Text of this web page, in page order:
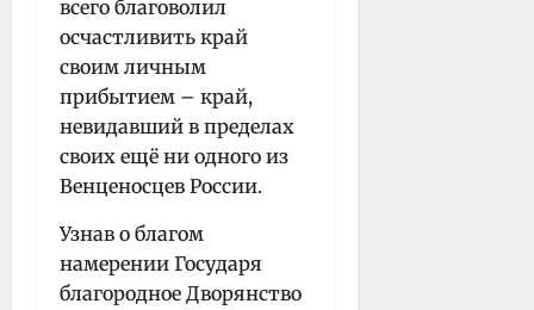
всего благоволил
осчастливить край
своим личным
прибытием – край,
невидавший в пределах
своих ещё ни одного из
Венценосцев России.
Узнав о благом
намерении Государя
благородное Дворянство